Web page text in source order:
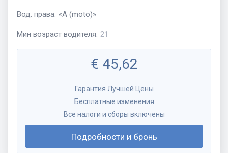
Вод. права: «A (moto)»
Мин возраст водителя: 21
€ 45,62
Гарантия Лучшей Цены
Бесплатные изменения
Все налоги и сборы включены
Подробности и бронь